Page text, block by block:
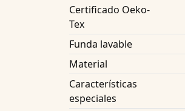
Certificado Oeko-
Tex
Funda lavable
Material
Características
especiales